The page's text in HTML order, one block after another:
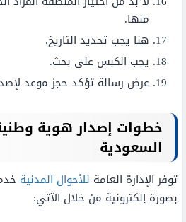
منها.
هنا يجب تحديد التاريخ.
يجب الكبس على بحث.
عرض رسالة تؤكد حجز موعد
خطوات إصدار هوية
السعودية
توفر الإدارة العامة للأحوال المدنية
بصورة إلكترونية من خلال الآتي: